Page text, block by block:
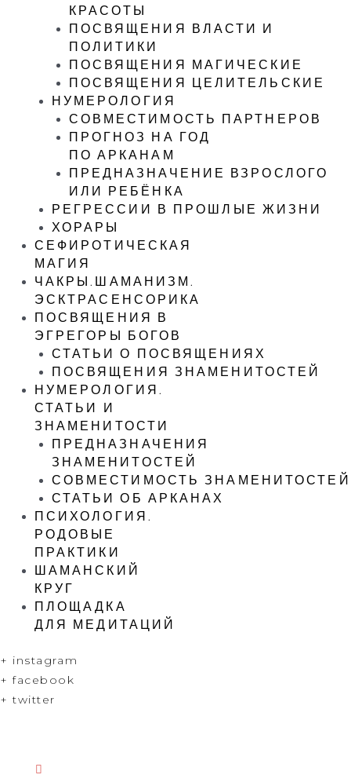
КРАСОТЫ
ПОСВЯЩЕНИЯ ВЛАСТИ И
ПОЛИТИКИ
ПОСВЯЩЕНИЯ МАГИЧЕСКИЕ
ПОСВЯЩЕНИЯ ЦЕЛИТЕЛЬСКИЕ
НУМЕРОЛОГИЯ
СОВМЕСТИМОСТЬ ПАРТНЕРОВ
ПРОГНОЗ НА ГОД
ПО АРКАНАМ
ПРЕДНАЗНАЧЕНИЕ ВЗРОСЛОГО
ИЛИ РЕБЁНКА
РЕГРЕССИИ В ПРОШЛЫЕ ЖИЗНИ
ХОРАРЫ
СЕФИРОТИЧЕСКАЯ
МАГИЯ
ЧАКРЫ.ШАМАНИЗМ.
ЭСКТРАСЕНСОРИКА
ПОСВЯЩЕНИЯ В
ЭГРЕГОРЫ БОГОВ
СТАТЬИ О ПОСВЯЩЕНИЯХ
ПОСВЯЩЕНИЯ ЗНАМЕНИТОСТЕЙ
НУМЕРОЛОГИЯ.
СТАТЬИ И
ЗНАМЕНИТОСТИ
ПРЕДНАЗНАЧЕНИЯ
ЗНАМЕНИТОСТЕЙ
СОВМЕСТИМОСТЬ ЗНАМЕНИТОСТЕЙ
СТАТЬИ ОБ АРКАНАХ
ПСИХОЛОГИЯ.
РОДОВЫЕ
ПРАКТИКИ
ШАМАНСКИЙ
КРУГ
ПЛОЩАДКА
ДЛЯ МЕДИТАЦИЙ
+ instagram
+ facebook
+ twitter